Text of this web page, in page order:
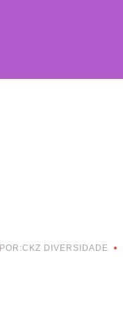
POR:CKZ DIVERSIDADE